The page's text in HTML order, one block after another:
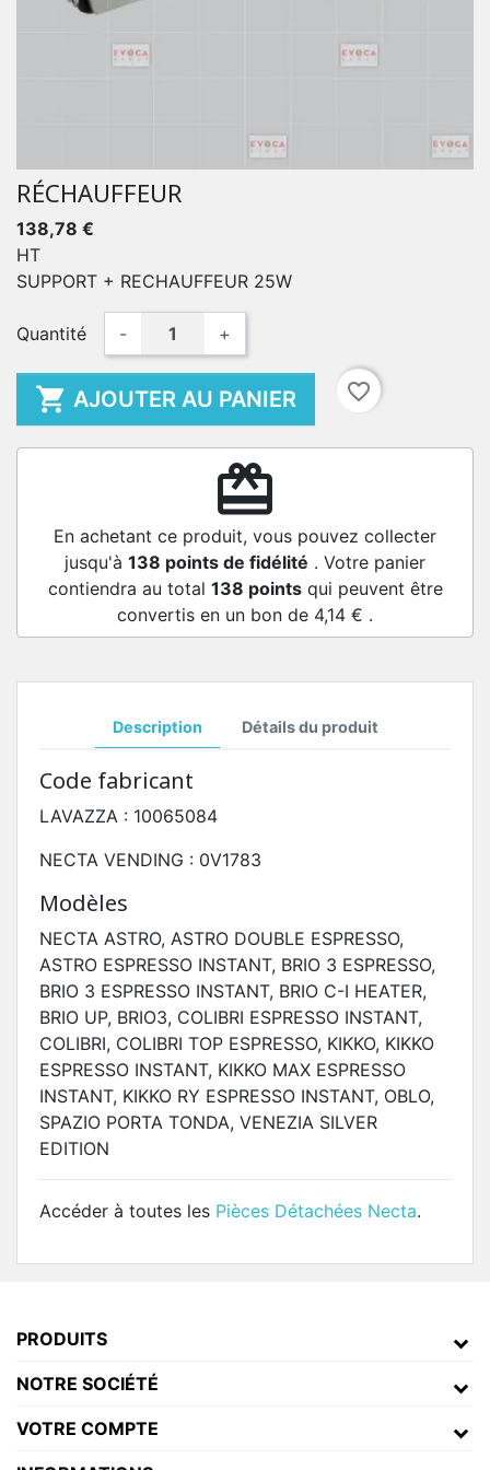
RÉCHAUFFEUR
138,78 €
HT
SUPPORT + RECHAUFFEUR 25W
Quantité - +
 AJOUTER AU PANIER favorite_border
redeem
En achetant ce produit, vous pouvez collecter
jusqu'à 138 points de fidélité . Votre panier
contiendra au total 138 pointsqui peuvent être
convertis en un bon de 4,14 € .
Description Détails du produit
Code fabricant
LAVAZZA : 10065084
NECTA VENDING : 0V1783
Modèles
NECTA ASTRO, ASTRO DOUBLE ESPRESSO,
ASTRO ESPRESSO INSTANT, BRIO 3 ESPRESSO,
BRIO 3 ESPRESSO INSTANT, BRIO C-I HEATER,
BRIO UP, BRIO3, COLIBRI ESPRESSO INSTANT,
COLIBRI, COLIBRI TOP ESPRESSO, KIKKO, KIKKO
ESPRESSO INSTANT, KIKKO MAX ESPRESSO
INSTANT, KIKKO RY ESPRESSO INSTANT, OBLO,
SPAZIO PORTA TONDA, VENEZIA SILVER
EDITION
Accéder à toutes les Pièces Détachées Necta.
PRODUITS
NOTRE SOCIÉTÉ
VOTRE COMPTE